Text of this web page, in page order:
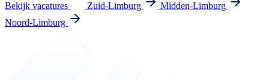
Bekijk vacatures Zuid-Limburg
Midden-Limburg
Noord-Limburg